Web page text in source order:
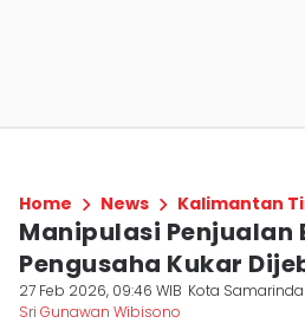
Home News Kalimantan
Manipulasi Penjualan
Pengusaha Kukar
27 Feb 2026, 09:46 WIB Kota Samarinda
Sri Gunawan Wibisono